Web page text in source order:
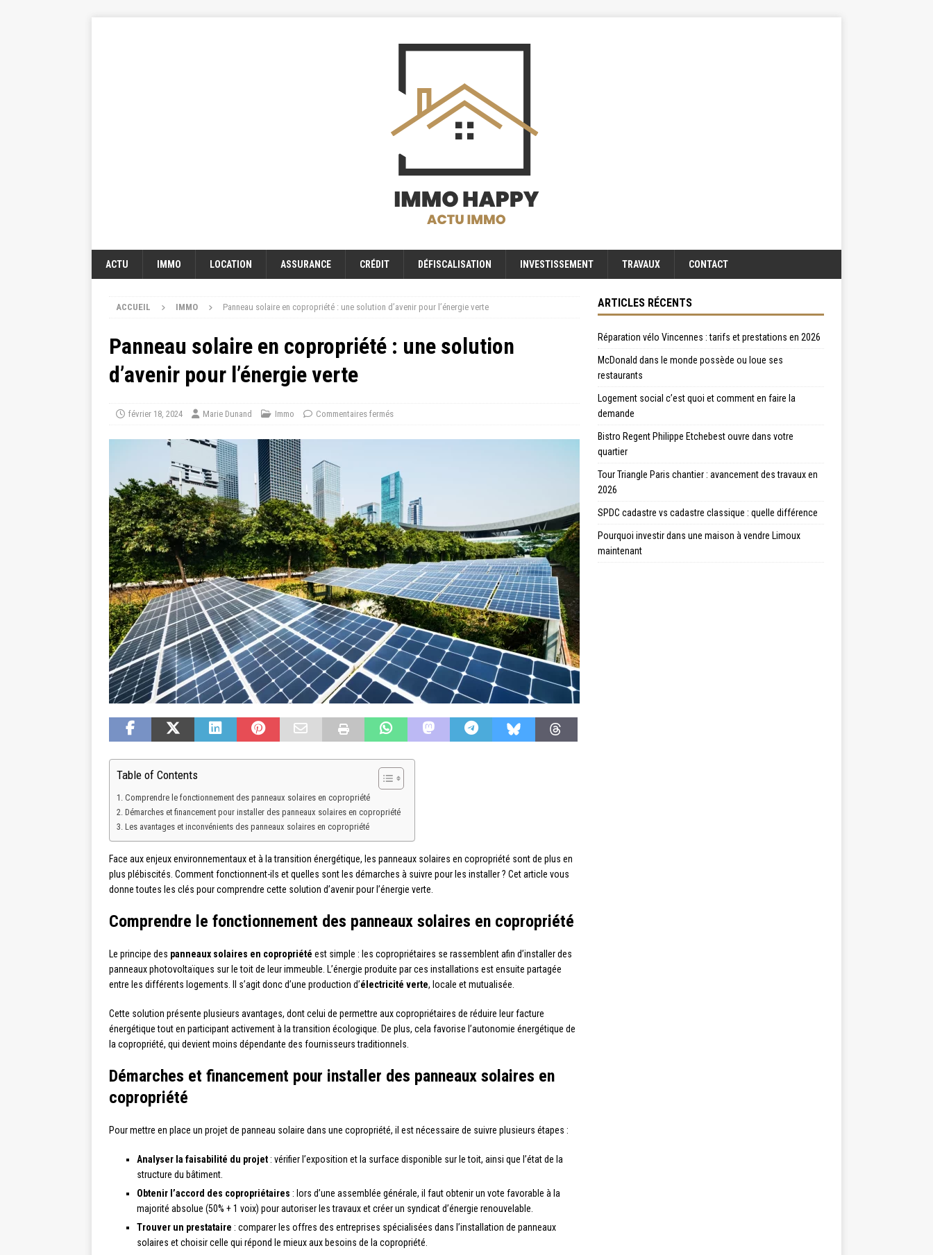
ACTU IMMO LOCATION ASSURANCE CRÉDIT DÉFISCALISATION INVESTISSEMENT TRAVAUX CONTACT
ACCUEIL IMMO Panneau solaire en copropriété : une solution d’avenir pour l’énergie verte
Panneau solaire en copropriété : une solution
d’avenir pour l’énergie verte
février 18, 2024 Marie Dunand Immo Commentaires fermés
Table of Contents
Comprendre le fonctionnement des panneaux solaires en copropriété
Démarches et financement pour installer des panneaux solaires en copropriété
Les avantages et inconvénients des panneaux solaires en copropriété
Face aux enjeux environnementaux et à la transition énergétique, les panneaux solaires en copropriété sont de plus en
plus plébiscités. Comment fonctionnent-ils et quelles sont les démarches à suivre pour les installer ? Cet article vous
donne toutes les clés pour comprendre cette solution d’avenir pour l’énergie verte.
Comprendre le fonctionnement des panneaux solaires en copropriété
Le principe des panneaux solaires en copropriété est simple : les copropriétaires se rassemblent afin d’installer des
panneaux photovoltaïques sur le toit de leur immeuble. L’énergie produite par ces installations est ensuite partagée
entre les différents logements. Il s’agit donc d’une production d’électricité verte, locale et mutualisée.
Cette solution présente plusieurs avantages, dont celui de permettre aux copropriétaires de réduire leur facture
énergétique tout en participant activement à la transition écologique. De plus, cela favorise l’autonomie énergétique de
la copropriété, qui devient moins dépendante des fournisseurs traditionnels.
Démarches et financement pour installer des panneaux solaires en
copropriété
Pour mettre en place un projet de panneau solaire dans une copropriété, il est nécessaire de suivre plusieurs étapes :
Analyser la faisabilité du projet : vérifier l’exposition et la surface disponible sur le toit, ainsi que l’état de la
structure du bâtiment.
Obtenir l’accord des copropriétaires : lors d’une assemblée générale, il faut obtenir un vote favorable à la
majorité absolue (50% + 1 voix) pour autoriser les travaux et créer un syndicat d’énergie renouvelable.
Trouver un prestataire : comparer les offres des entreprises spécialisées dans l’installation de panneaux
solaires et choisir celle qui répond le mieux aux besoins de la copropriété.
ARTICLES RÉCENTS
Réparation vélo Vincennes : tarifs et prestations en 2026
McDonald dans le monde possède ou loue ses
restaurants
Logement social c’est quoi et comment en faire la
demande
Bistro Regent Philippe Etchebest ouvre dans votre
quartier
Tour Triangle Paris chantier : avancement des travaux en
2026
SPDC cadastre vs cadastre classique : quelle différence
Pourquoi investir dans une maison à vendre Limoux
maintenant